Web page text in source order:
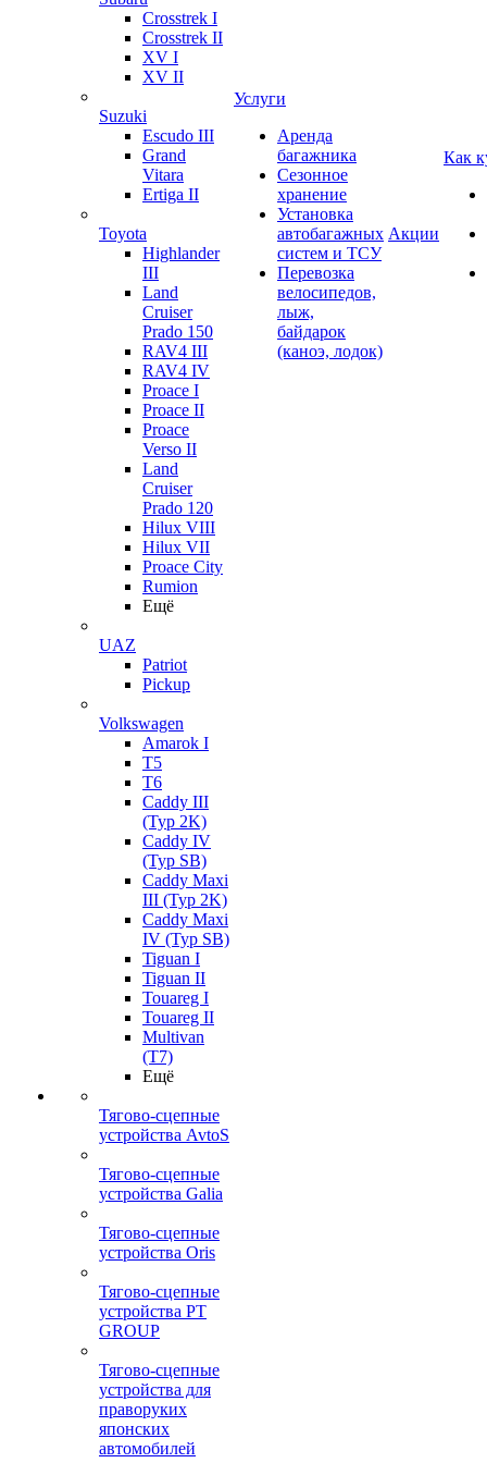
Crosstrek I
Crosstrek II
XV I
XV II
Suzuki
Escudo III
Grand
Vitara
Ertiga II
Toyota
Highlander
III
Land
Cruiser
Prado 150
RAV4 III
RAV4 IV
Proace I
Proace II
Proace
Verso II
Land
Cruiser
Prado 120
Hilux VIII
Hilux VII
Proace City
Rumion
Ещё
UAZ
Patriot
Pickup
Volkswagen
Amarok I
T5
T6
Caddy III
(Typ 2K)
Caddy IV
(Typ SB)
Caddy Maxi
III (Typ 2K)
Caddy Maxi
IV (Typ SB)
Tiguan I
Tiguan II
Touareg I
Touareg II
Multivan
(T7)
Ещё
Тягово-сцепные
устройства AvtoS
Тягово-сцепные
устройства Galia
Тягово-сцепные
устройства Oris
Тягово-сцепные
устройства PT
GROUP
Тягово-сцепные
устройства для
праворуких
японских
автомобилей
Услуги
Аренда
багажника
Сезонное
хранение
Установка
автобагажных
систем и ТСУ
Перевозка
велосипедов,
лыж,
байдарок
(каноэ, лодок)
Акции
Как